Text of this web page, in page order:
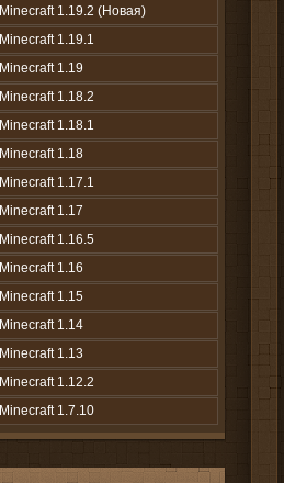
Minecraft 1.19.2 (Новая)
Minecraft 1.19.1
Minecraft 1.19
Minecraft 1.18.2
Minecraft 1.18.1
Minecraft 1.18
Minecraft 1.17.1
Minecraft 1.17
Minecraft 1.16.5
Minecraft 1.16
Minecraft 1.15
Minecraft 1.14
Minecraft 1.13
Minecraft 1.12.2
Minecraft 1.7.10